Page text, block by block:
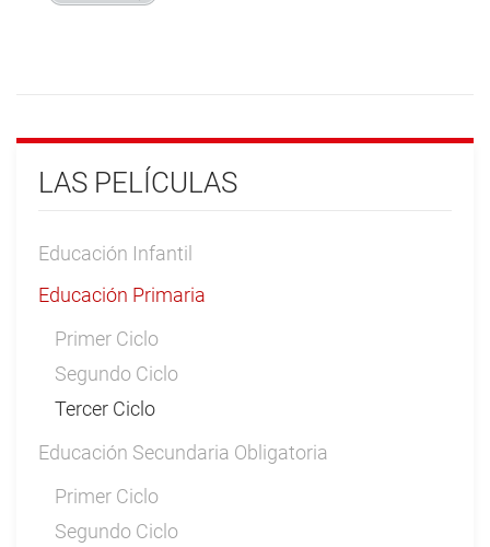
LAS PELÍCULAS
Educación Infantil
Educación Primaria
Primer Ciclo
Segundo Ciclo
Tercer Ciclo
Educación Secundaria Obligatoria
Primer Ciclo
Segundo Ciclo